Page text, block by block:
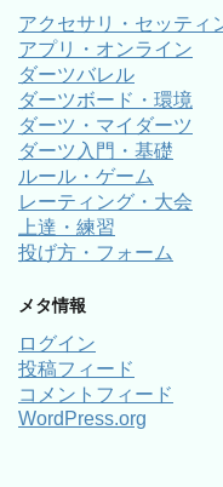
アクセサリ・セッティ
アプリ・オンライン
ダーツバレル
ダーツボード・環境
ダーツ・マイダーツ
ダーツ入門・基礎
ルール・ゲーム
レーティング・大会
上達・練習
投げ方・フォーム
メタ情報
ログイン
投稿フィード
コメントフィード
WordPress.org